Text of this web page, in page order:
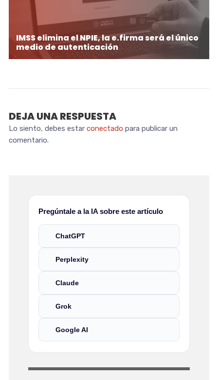
IMSS elimina el NPIE, la e.firma será el único
medio de autenticación
DEJA UNA RESPUESTA
Lo siento, debes estar conectado para publicar un
comentario.
Pregúntale a la IA sobre este artículo
ChatGPT
Perplexity
Claude
Grok
Google AI